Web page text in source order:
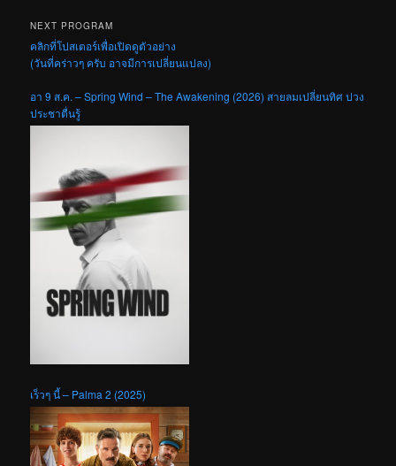
NEXT PROGRAM
คลิกที่โปสเตอร์เพื่อเปิดดูตัวอย่าง
(วันที่คร่าวๆ ครับ อาจมีการเปลี่ยนแปลง)
อา 9 ส.ค. – Spring Wind – The Awakening (2026) สายลมเปลี่ยนทิศ ปวง
ประชาตื่นรู้
เร็วๆ นี้ – Palma 2 (2025)